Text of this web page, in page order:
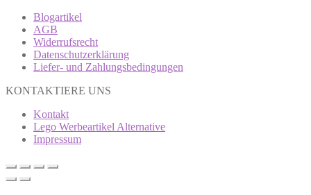
Blogartikel
AGB
Widerrufsrecht
Datenschutzerklärung
Liefer- und Zahlungsbedingungen
KONTAKTIERE UNS
Kontakt
Lego Werbeartikel Alternative
Impressum